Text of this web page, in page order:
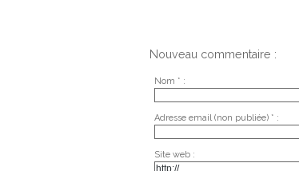
Nouveau commentaire :
Nom * :
Adresse email (non publiée) * :
Site web :